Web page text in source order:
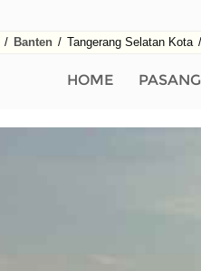
/ Banten / Tangerang Selatan Kota /
HOME